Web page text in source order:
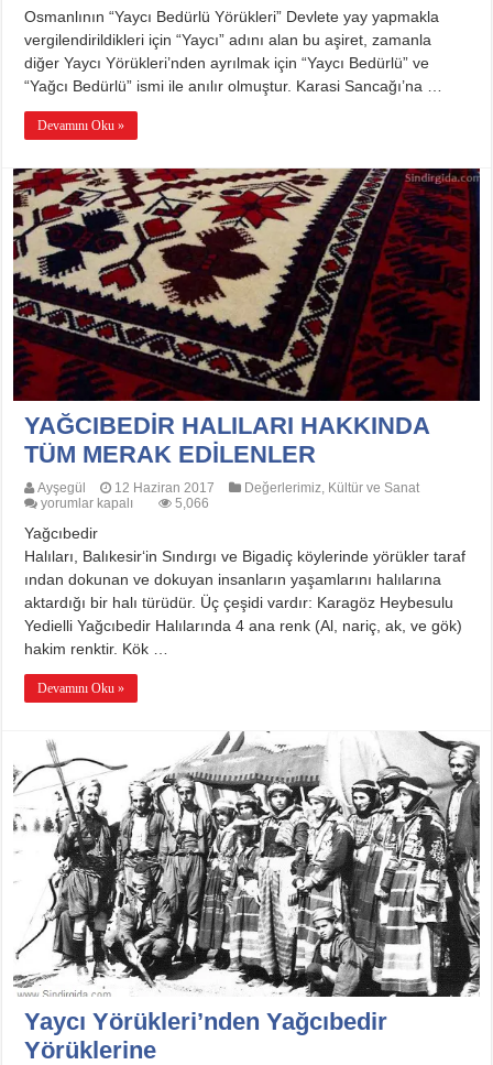
Yörükler??
için
Osmanlının “Yaycı Bedürlü Yörükleri” Devlete yay yapmakla
vergilendirildikleri için “Yaycı” adını alan bu aşiret, zamanla
diğer Yaycı Yörükleri’nden ayrılmak için “Yaycı Bedürlü” ve
“Yağcı Bedürlü” ismi ile anılır olmuştur. Karasi Sancağı’na …
Devamını Oku »
YAĞCIBEDİR HALILARI HAKKINDA
TÜM MERAK EDİLENLER
Ayşegül 12 Haziran 2017 Değerlerimiz, Kültür ve Sanat
YAĞCIBEDİR
HAKKINDA
TÜM
MERAK
EDİLENLER
için
yorumlar kapalı 5,066
Yağcıbedir
Halıları, Balıkesir‘in Sındırgı ve Bigadiç köylerinde yörükler taraf
ından dokunan ve dokuyan insanların yaşamlarını halılarına
aktardığı bir halı türüdür. Üç çeşidi vardır: Karagöz Heybesulu
Yedielli Yağcıbedir Halılarında 4 ana renk (Al, nariç, ak, ve gök)
hakim renktir. Kök …
Devamını Oku »
Yaycı Yörükleri’nden Yağcıbedir
Yörüklerine